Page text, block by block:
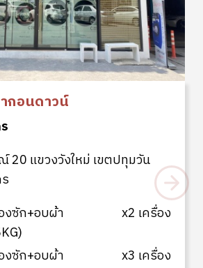
กอนดาวน์
20 แขวงวังใหม่ เขตปทุมวัน
งซัก+อบผ้า
x2 เครื่อง
งซัก+อบผ้า
x3 เครื่อง